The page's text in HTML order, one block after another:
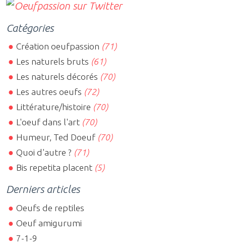
Catégories
Création oeufpassion (71)
Les naturels bruts (61)
Les naturels décorés (70)
Les autres oeufs (72)
Littérature/histoire (70)
L'oeuf dans l'art (70)
Humeur, Ted Doeuf (70)
Quoi d'autre ? (71)
Bis repetita placent (5)
Derniers articles
Oeufs de reptiles
Oeuf amigurumi
7-1-9